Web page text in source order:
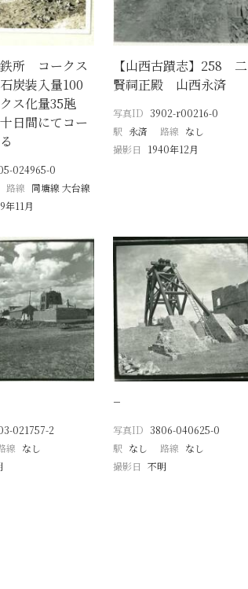
所 コークス
炭装入量100
ス化量35瓲
日間にてコー
024965-0
路線 同塘線 大台線
年11月
【山西古蹟志】258 二
賢祠正殿 山西永済
写真ID 3902-r00216-0
駅 永済 路線 なし
撮影日
1940年12月
021757-2
線 なし
−
写真ID 3806-040625-0
駅 なし 路線 なし
撮影日 不明